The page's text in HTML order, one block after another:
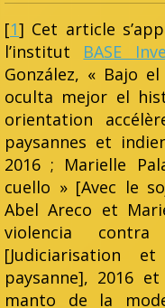
[1] Cet article
l’institut BASE
González, « Bajo
oculta mejor el
orientation
paysannes et
2016 ; Marielle
cuello » [Avec le
Abel Areco et
violencia
[Judiciarisation
paysanne], 2016
manto de la